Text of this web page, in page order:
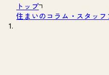
トップ
住まいのコラム・スタッフ